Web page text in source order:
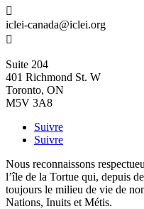

iclei-canada@iclei.org

Suite 204
401 Richmond St. W
Toronto, ON
M5V 3A8
Suivre
Suivre
Nous reconnaissons
l’île de la Tortue qui, depuis
toujours le milieu de vie de
Nations, Inuits et Métis.